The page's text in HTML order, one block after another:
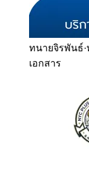
ทนายจิรพันธ์·
เอกสาร